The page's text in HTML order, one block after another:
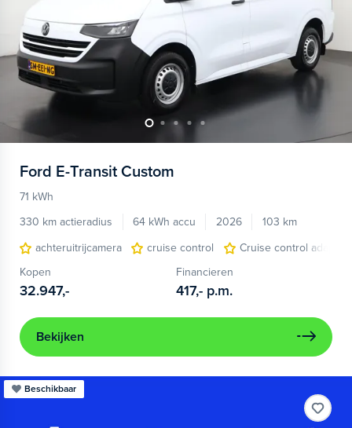
Ford E-Transit Custom
71 kWh
330 km actieradius
64 kWh accu 2026
103 km
achteruitrijcamera
cruise control
Cruise control adaptief
Kopen
32.947,-
Financieren
417,- p.m.
Bekijken
Beschikbaar